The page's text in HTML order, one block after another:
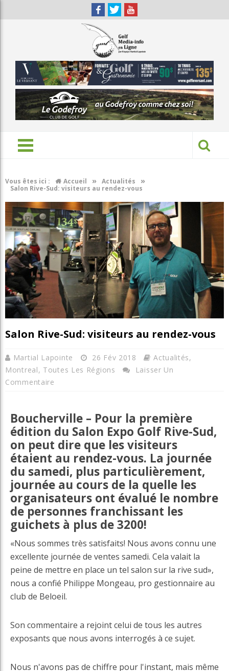
Vous êtes ici : Accueil » Actualités »
Salon Rive-Sud: visiteurs au rendez-vous
Salon Rive-Sud: visiteurs au rendez-vous
Martial Lapointe 26 Fév 2018 Actualités,
Montreal, Toutes Les Régions
Laisser Un
Commentaire
Boucherville – Pour la première
édition du Salon Expo Golf Rive-Sud,
on peut dire que les visiteurs
étaient au rendez-vous. La journée
du samedi, plus particulièrement,
journée au cours de la quelle les
organisateurs ont évalué le nombre
de personnes franchissant les
guichets à plus de 3200!
«Nous sommes très satisfaits! Nous avons connu une
excellente journée de ventes samedi. Cela valait la
peine de mettre en place un tel salon sur la rive sud»,
nous a confié Philippe Mongeau, pro gestionnaire au
club de Beloeil.
Son commentaire a rejoint celui de tous les autres
exposants que nous avons interrogés à ce sujet.
Nous n'avons pas de chiffre pour l'instant, mais même